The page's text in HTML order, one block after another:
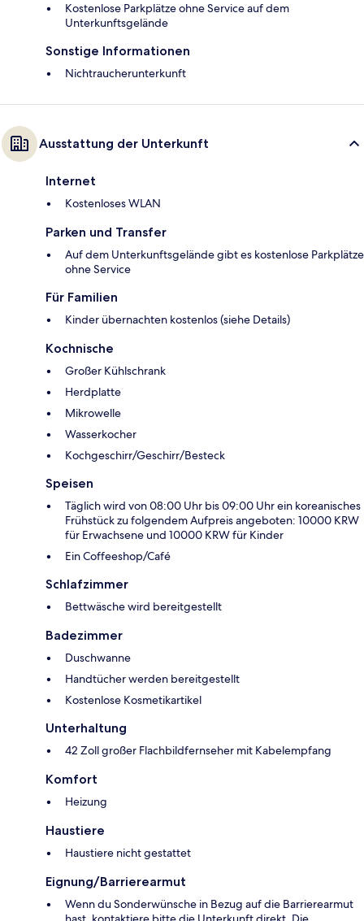
Kostenlose Parkplätze ohne Service auf dem
Unterkunftsgelände
Sonstige Informationen
Nichtraucherunterkunft
Ausstattung der Unterkunft
Internet
Kostenloses WLAN
Parken und Transfer
Auf dem Unterkunftsgelände gibt es kostenlose Parkplätze
ohne Service
Für Familien
Kinder übernachten kostenlos (siehe Details)
Kochnische
Großer Kühlschrank
Herdplatte
Mikrowelle
Wasserkocher
Kochgeschirr/Geschirr/Besteck
Speisen
Täglich wird von 08:00 Uhr bis 09:00 Uhr ein koreanisches
Frühstück zu folgendem Aufpreis angeboten: 10000 KRW
für Erwachsene und 10000 KRW für Kinder
Ein Coffeeshop/Café
Schlafzimmer
Bettwäsche wird bereitgestellt
Badezimmer
Duschwanne
Handtücher werden bereitgestellt
Kostenlose Kosmetikartikel
Unterhaltung
42 Zoll großer Flachbildfernseher mit Kabelempfang
Komfort
Heizung
Haustiere
Haustiere nicht gestattet
Eignung/Barrierearmut
Wenn du Sonderwünsche in Bezug auf die Barrierearmut